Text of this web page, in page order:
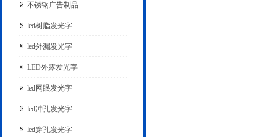
不锈钢广告制品
led树脂发光字
led外漏发光字
LED外露发光字
led网眼发光字
led冲孔发光字
led穿孔发光字